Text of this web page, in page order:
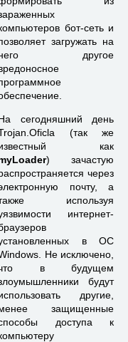
бот-сеть и
загружать на
другое
сегодняшний день
(так же
как
) зачастую
через
почту, а
используя
интернет-
в ОС
Не исключено,
в будущем
будут
другие,
защищенные
доступа к